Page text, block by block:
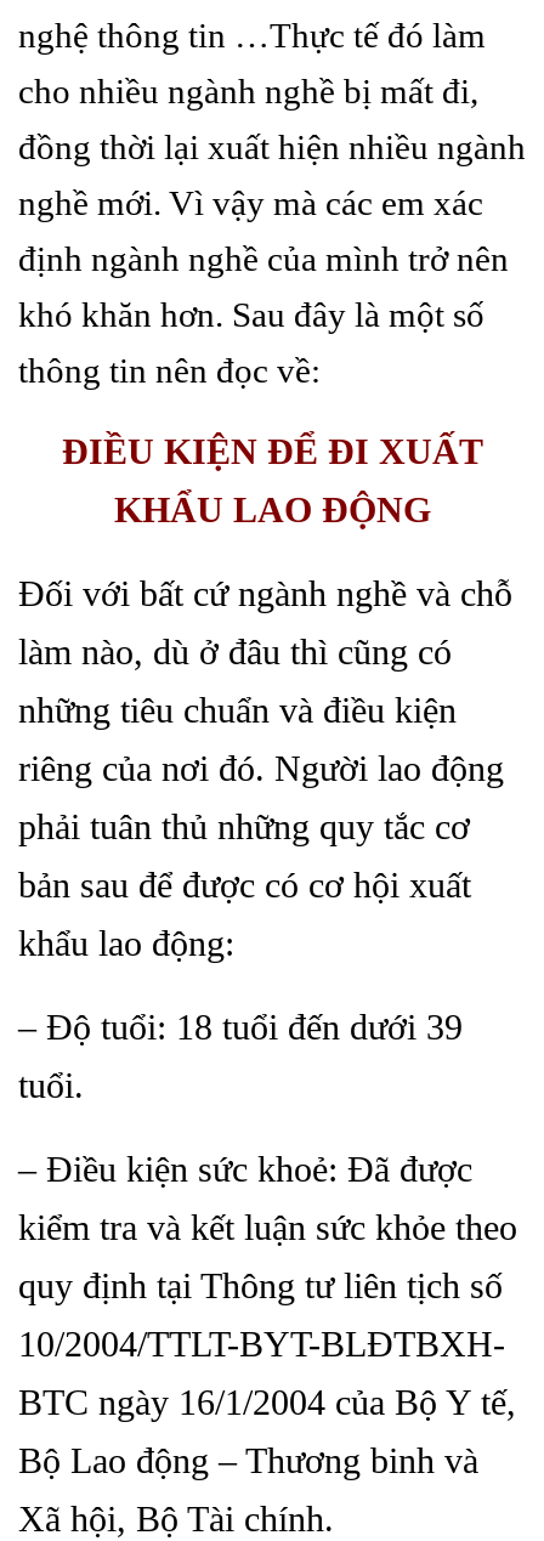
nghệ thông tin …Thực tế đó làm
cho nhiều ngành nghề bị mất đi,
đồng thời lại xuất hiện nhiều ngành
nghề mới. Vì vậy mà các em xác
định ngành nghề của mình trở nên
khó khăn hơn. Sau đây là một số
thông tin nên đọc về:
ĐIỀU KIỆN ĐỂ ĐI XUẤT
KHẨU LAO ĐỘNG
Đối với bất cứ ngành nghề và chỗ
làm nào, dù ở đâu thì cũng có
những tiêu chuẩn và điều kiện
riêng của nơi đó. Người lao động
phải tuân thủ những quy tắc cơ
bản sau để được có cơ hội xuất
khẩu lao động:
– Độ tuổi: 18 tuổi đến dưới 39
tuổi.
– Điều kiện sức khoẻ: Đã được
kiểm tra và kết luận sức khỏe theo
quy định tại Thông tư liên tịch số
10/2004/TTLT-BYT-BLĐTBXH-
BTC ngày 16/1/2004 của Bộ Y tế,
Bộ Lao động – Thương binh và
Xã hội, Bộ Tài chính.